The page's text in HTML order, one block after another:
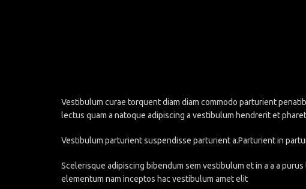
Vestibulum curae torquent diam diam commodo parturient
lectus quam a natoque adipiscing a vestibulum hendrerit et
Vestibulum parturient suspendisse parturient a.Parturient in
Scelerisque adipiscing bibendum sem vestibulum et in a a a
elementum nam inceptos hac vestibulum amet elit